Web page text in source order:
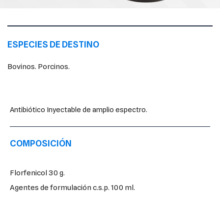
Antibiótico Inyectable de amplio espectro.
COMPOSICIÓN
Florfenicol 30 g.
Agentes de formulación c.s.p. 100 ml.
ESPECIES DE DESTINO
Bovinos. Porcinos.